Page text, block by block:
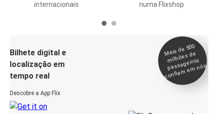
internacionais
numa Flixshop
Bilhete digital e
localização em
tempo real
Descobre a App Flix
Mais de 500
milhões de
passageiros
confia
m e
m nós